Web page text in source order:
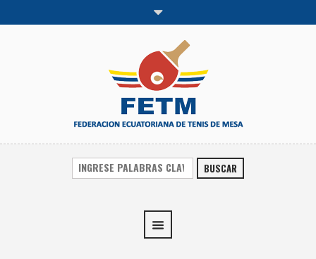
BUSCAR